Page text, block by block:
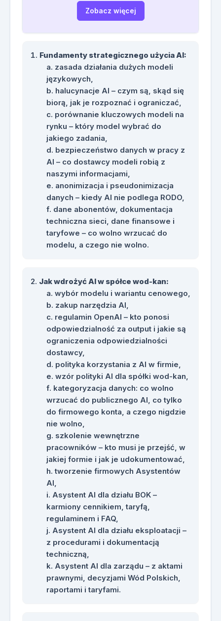
praktyczne zastosowania AI w
codziennej pracy spółek wod-kan oraz
aspekty wdrożenia AI w organizacji - z
nowelizacji ustawy o krajowym
systemie cyberbezpieczeństwa.
Materiały dla każdego uczestnika
szkolenia:
Każdy uczestnik szkolenia otrzyma
komplet materiałów wspierających
praktyczne wykorzystanie ChatGPT i
narzędzi AI w przedsiębiorstwie
wodociągowo-kanalizacyjnym.
Prezentację szkoleniową
obejmującą najważniejsze
zagadnienia omawiane podczas
zajęć.
Materiały dotyczące strategicznego
i bezpiecznego wykorzystania AI w
kategoryzacji danych przy pracy z
narzędziami AI.
Omówienie zasad anonimizacji i
pseudonimizacji danych w
kontekście korzystania z AI.
Instrukcję podstawowej pracy z
ChatGPT, w tym ustawienia konta,
wybór modeli, tryby pracy,
dołączanie plików i tworzenie
obrazów.
Praktyczny poradnik promptowania,
zawierający dobre praktyki,
przykłady skutecznych promptów
oraz błędy, których należy unikać.
Zestaw przykładów wykorzystania
AI w obsłudze klienta i
korespondencji w spółce wod-kan.
Gotowe przykłady promptów do
odpowiedzi na reklamacje
rachunków, zgłoszenia awarii,
wnioski o przyłącze oraz trudne
sytuacje z klientami.
Przykłady promptów do analizy
pism urzędowych, w tym pism z
Wód Polskich, RIO, NIK, UOKiK,
RDOŚ i GIOŚ.
Przykłady promptów do
Zobacz więcej
Fundamenty strategicznego użycia AI:
zasada działania dużych modeli
językowych,
halucynacje AI – czym są, skąd się
biorą, jak je rozpoznać i ograniczać,
porównanie kluczowych modeli na
rynku – który model wybrać do
jakiego zadania,
bezpieczeństwo danych w pracy z
AI – co dostawcy modeli robią z
naszymi informacjami,
anonimizacja i pseudonimizacja
danych – kiedy AI nie podlega RODO,
dane abonentów, dokumentacja
techniczna sieci, dane finansowe i
taryfowe – co wolno wrzucać do
modelu, a czego nie wolno.
Jak wdrożyć AI w spółce wod-kan:
wybór modelu i wariantu cenowego,
zakup narzędzia AI,
regulamin OpenAI – kto ponosi
odpowiedzialność za output i jakie są
ograniczenia odpowiedzialności
dostawcy,
polityka korzystania z AI w firmie,
wzór polityki AI dla spółki wod-kan,
kategoryzacja danych: co wolno
wrzucać do publicznego AI, co tylko
do firmowego konta, a czego nigdzie
nie wolno,
szkolenie wewnętrzne
pracowników – kto musi je przejść, w
jakiej formie i jak je udokumentować,
tworzenie firmowych Asystentów
AI,
Asystent AI dla działu BOK –
karmiony cennikiem, taryfą,
regulaminem i FAQ,
Asystent AI dla działu eksploatacji –
z procedurami i dokumentacją
techniczną,
Asystent AI dla zarządu – z aktami
prawnymi, decyzjami Wód Polskich,
raportami i taryfami.